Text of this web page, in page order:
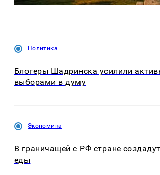
Политика
Блогеры Шадринска усилили
выборами в думу
Экономика
В граничащей с РФ стране
еды